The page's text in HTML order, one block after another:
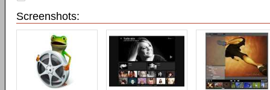
Screenshots: